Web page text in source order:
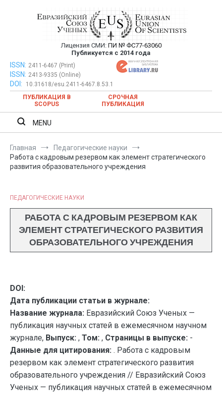
Евразийский Союз Ученых —
публикация научных статей в
ежемесячном научном журнале
Лицензия СМИ: ПИ № ФС77-63060
Публикуется с 2014 года
Евразийский Союз Ученых — публикация научных статей в
ежемесячном научном журнале
ISSN: 2411-6467 (Print)
ISSN: 2413-9335 (Online)
DOI:
10.31618/esu.2411-6467.8.53.1
ПУБЛИКАЦИЯ В
SCOPUS
СРОЧНАЯ
ПУБЛИКАЦИЯ
MENU
Главная
Педагогические науки
Работа с кадровым резервом как элемент стратегического
развития образовательного учреждения
ПЕДАГОГИЧЕСКИЕ НАУКИ
РАБОТА С КАДРОВЫМ РЕЗЕРВОМ КАК
ЭЛЕМЕНТ СТРАТЕГИЧЕСКОГО РАЗВИТИЯ
ОБРАЗОВАТЕЛЬНОГО УЧРЕЖДЕНИЯ
DOI:
Дата публикации статьи в журнале:
Название журнала: Евразийский Союз Ученых —
публикация научных статей в ежемесячном научном
журнале, Выпуск: , Том: , Страницы в выпуске: -
Данные для цитирования: . Работа с кадровым
резервом как элемент стратегического развития
образовательного учреждения // Евразийский Союз
Ученых — публикация научных статей в ежемесячном